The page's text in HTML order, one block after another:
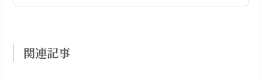
関連記事